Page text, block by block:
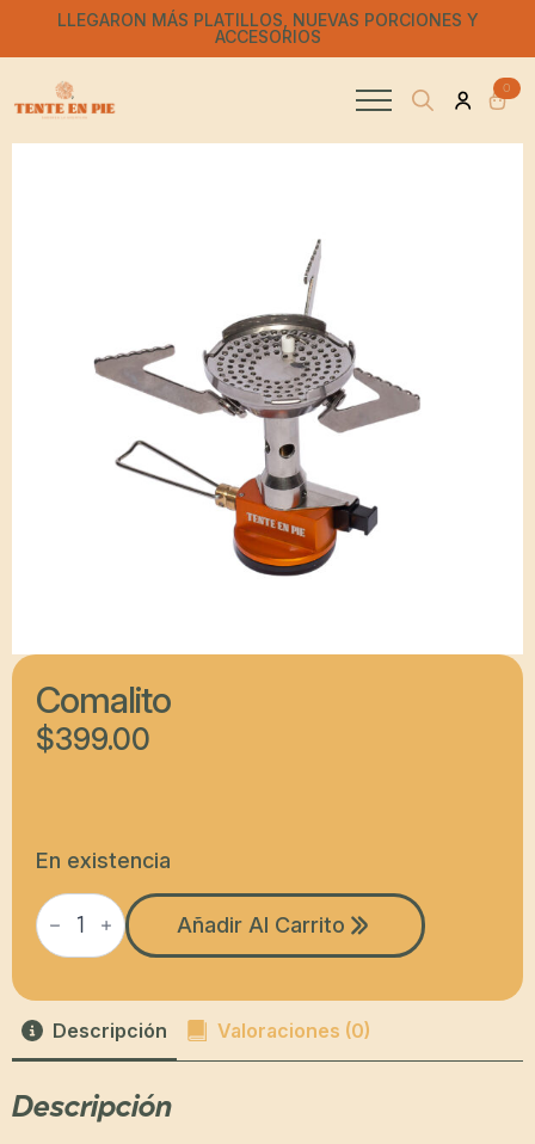
LLEGARON MÁS PLATILLOS, NUEVAS PORCIONES Y
ACCESORIOS
Search
0
Comalito
$399.00
En existencia
Comalito
cantidad Añadir Al Carrito
Descripción Valoraciones (0)
Descripción